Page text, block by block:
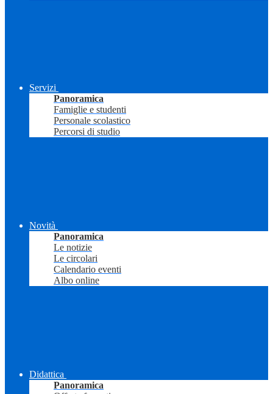
Servizi
Panoramica
Famiglie e studenti
Personale scolastico
Percorsi di studio
Novità
Panoramica
Le notizie
Le circolari
Calendario eventi
Albo online
Didattica
Panoramica